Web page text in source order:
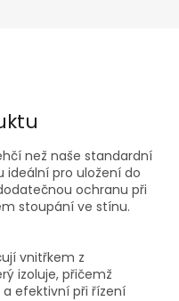
než naše standardní
ideální pro uložení do
ochranu při
stoupání ve stínu.
vnitřkem z
izoluje, přičemž
efektivní při řízení